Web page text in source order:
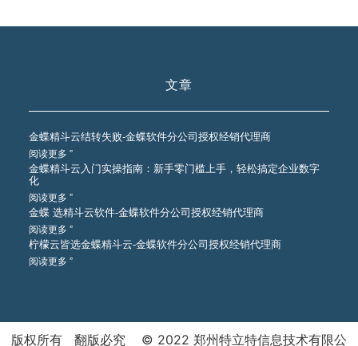
文章
金蝶精斗云结转失败-金蝶软件分公司授权经销代理商
阅读更多 ”
金蝶精斗云入门实操指南：新手零门槛上手，轻松搞定企业数字
化
阅读更多 ”
金蝶 选精斗云软件-金蝶软件分公司授权经销代理商
阅读更多 ”
柠檬云皆选金蝶精斗云-金蝶软件分公司授权经销代理商
阅读更多 ”
版权所有 翻版必究 © 2022 郑州特立特信息技术有限公